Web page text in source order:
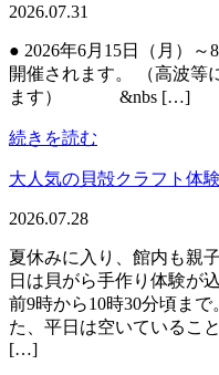
2026.07.31
● 2026年6月15日（月）
開催されます。 （高波等
ます） &nbs […]
続きを読む
大人気の貝殻クラフト体
2026.07.28
夏休みに入り、館内も親
日は貝がら手作り体験が
前9時から10時30分頃ま
た、平日は空いているこ
[…]